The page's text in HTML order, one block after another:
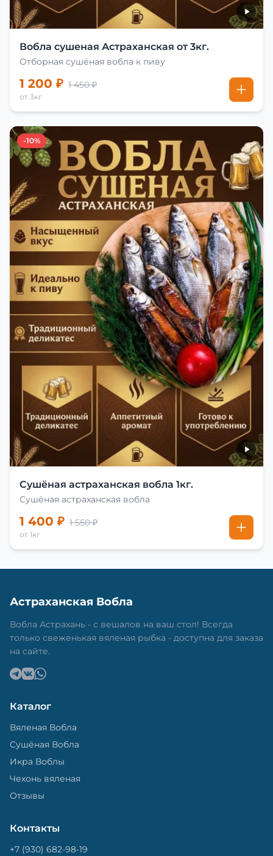
Вобла сушеная Астраханская от 3кг.
Отборная сушёная вобла к пиву
1 200 ₽ 1 450 ₽
от 3кг
-10%
Сушёная астраханская вобла 1кг.
Сушёная астраханская вобла
1 400 ₽ 1 550 ₽
от 1кг
Астраханская Вобла
Вобла Астрахань - с вешалов на ваш стол! Всегда
только свеженькая вяленая рыбка - доступна для заказа
на сайте.
Каталог
Вяленая Вобла
Сушёная Вобла
Икра Воблы
Чехонь вяленая
Отзывы
Контакты
+7 (930) 682-98-19